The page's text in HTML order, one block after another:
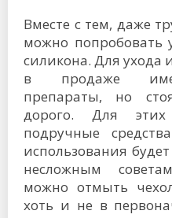
Вместе с тем, даже
можно попробовать
силикона. Для ухода
в продаже
препараты, но
дорого. Для
подручные
использования
несложным
можно отмыть
хоть и не в